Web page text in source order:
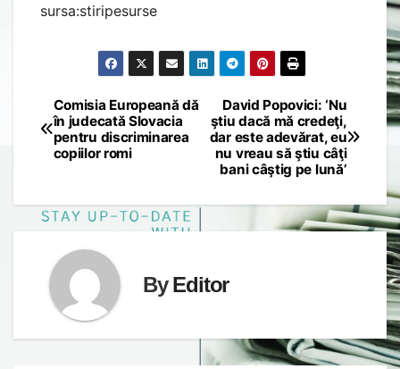
sursa:stiripesurse
Post
navigation
David Popovici: ‘Nu
ştiu dacă mă credeţi,
dar este adevărat, eu
nu vreau să ştiu câţi
bani câştig pe lună’
Comisia Europeană dă
în judecată Slovacia
pentru discriminarea
copiilor romi
ByEditor